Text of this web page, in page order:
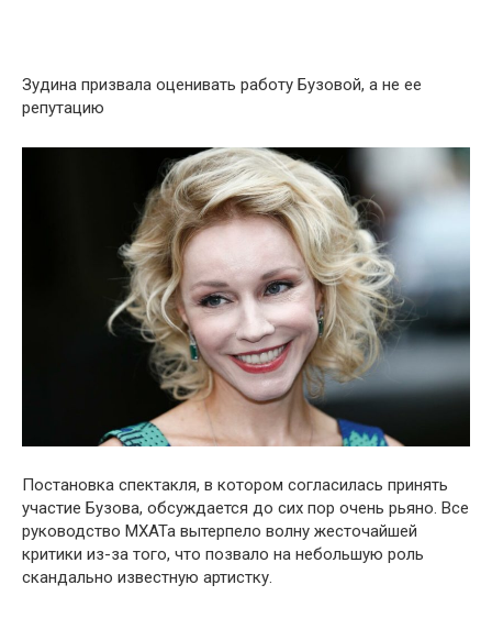
Зудина призвала оценивать работу Бузовой, а не ее
репутацию
Постановка спектакля, в котором согласилась принять
участие Бузова, обсуждается до сих пор очень рьяно. Все
руководство МХАТа вытерпело волну жесточайшей
критики из-за того, что позвало на небольшую роль
скандально известную артистку.